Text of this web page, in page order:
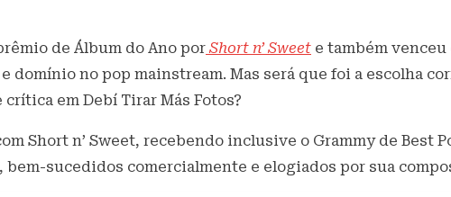
de Álbum do Ano por Short n’ Sweet e também venceu
no pop mainstream. Mas será que foi a escolha
em Debí Tirar Más Fotos?
Short n’ Sweet, recebendo inclusive o Grammy de Best
bem-sucedidos comercialmente e elogiados por sua